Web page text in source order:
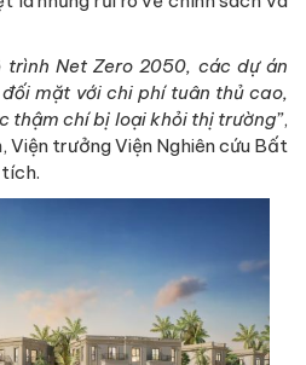
trình Net Zero 2050, các dự án
mặt với chi phí tuân thủ cao,
thậm chí bị loại khỏi thị trường”,
Viện trưởng Viện Nghiên cứu Bất